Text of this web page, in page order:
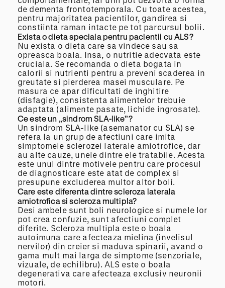
de dementa frontotemporala. Cu toate acestea,
pentru majoritatea pacientilor, gandirea si
constiinta raman intacte pe tot parcursul bolii.
Exista o dieta speciala pentru pacientii cu ALS?
Nu exista o dieta care sa vindece sau sa
opreasca boala. Insa, o nutritie adecvata este
cruciala. Se recomanda o dieta bogata in
calorii si nutrienti pentru a preveni scaderea in
greutate si pierderea masei musculare. Pe
masura ce apar dificultati de inghitire
(disfagie), consistenta alimentelor trebuie
adaptata (alimente pasate, lichide ingrosate).
Ce este un „sindrom SLA-like”?
Un sindrom SLA-like (asemanator cu SLA) se
refera la un grup de afectiuni care imita
simptomele sclerozei laterale amiotrofice, dar
au alte cauze, unele dintre ele tratabile. Acesta
este unul dintre motivele pentru care procesul
de diagnosticare este atat de complex si
presupune excluderea multor altor boli.
Care este diferenta dintre scleroza laterala
amiotrofica si scleroza multipla?
Desi ambele sunt boli neurologice si numele lor
pot crea confuzie, sunt afectiuni complet
diferite. Scleroza multipla este o boala
autoimuna care afecteaza mielina (invelisul
nervilor) din creier si maduva spinarii, avand o
gama mult mai larga de simptome (senzoriale,
vizuale, de echilibru). ALS este o boala
degenerativa care afecteaza exclusiv neuronii
motori.